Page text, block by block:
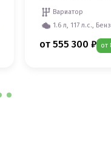
Вариатор
1.6 л, 117 л.с.,
от 555 300 ₽ от